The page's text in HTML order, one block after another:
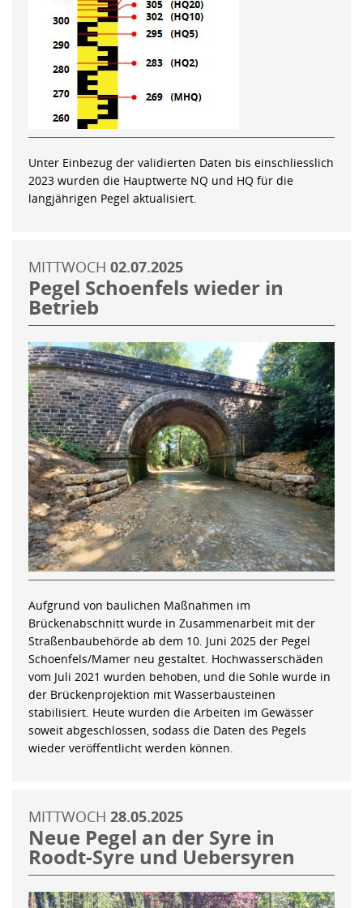
Unter Einbezug der validierten Daten bis einschliesslich
2023 wurden die Hauptwerte NQ und HQ für die
langjährigen Pegel aktualisiert.
MITTWOCH 02.07.2025
Pegel Schoenfels wieder in
Betrieb
Aufgrund von baulichen Maßnahmen im
Brückenabschnitt wurde in Zusammenarbeit mit der
Straßenbaubehörde ab dem 10. Juni 2025 der Pegel
Schoenfels/Mamer neu gestaltet. Hochwasserschäden
vom Juli 2021 wurden behoben, und die Sohle wurde in
der Brückenprojektion mit Wasserbausteinen
stabilisiert. Heute wurden die Arbeiten im Gewässer
soweit abgeschlossen, sodass die Daten des Pegels
wieder veröffentlicht werden können.
MITTWOCH 28.05.2025
Neue Pegel an der Syre in
Roodt-Syre und Uebersyren